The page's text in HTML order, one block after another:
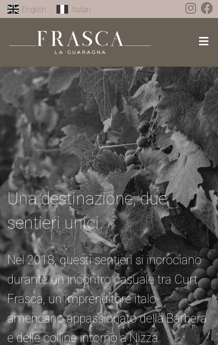
English Italian
Una destinazione, due
sentieri unici.
Nel 2018, questi sentieri si incrociano
durante un incontro casuale tra Curt
Frasca, un imprenditore italo-
americano appassionato della Barbera
e delle colline intorno a Nizza